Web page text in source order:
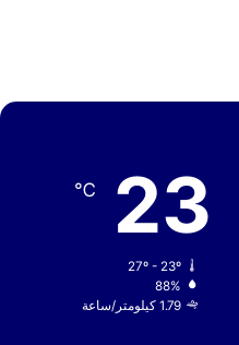
23
℃
27º - 23º
88%
1.79 كيلومتر/ساعة